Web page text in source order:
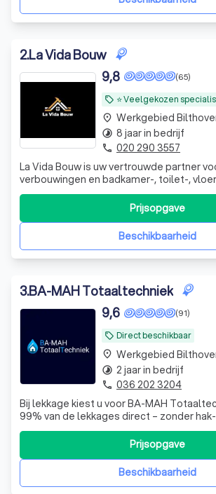
2.La Vida Bouw
local_offer ⭐ Veelgekozen
(65)
9,8
La Vida Bouw is uw vertrouwde partner
verbouwingen en badkamer-, toilet-,
onderhoudswerkzaamheden. Ons team
vakmensen beschikt over vele jaren aan
staat garant voor hoogwaardige kwaliteit
duurzaamheid. Of het nu gaat om
Beschikbaarheid
Prijsopgave
place Werkgebied
timelapse 8 jaar in bedrijf
phone 020 290 3557
3.BA-MAH Totaaltechniek
local_offer Direct beschikbaar
(91)
9,6
Bij lekkage kiest u voor BA-MAH Totaaltechniek.
99% van de lekkages direct – zonder
24/7 bereikbaar, betrouwbaar, met
Beschikbaarheid
Prijsopgave
place Werkgebied
timelapse 2 jaar in bedrijf
phone 036 202 3204